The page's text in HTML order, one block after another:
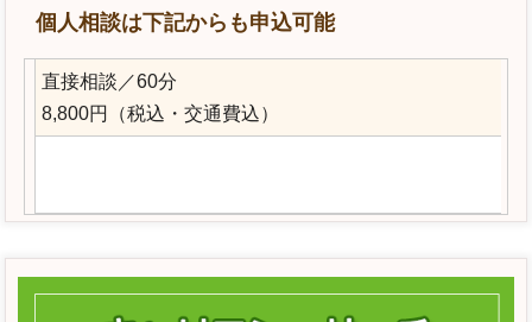
個人相談は下記からも申込可能
直接相談／60分
8,800円（税込・交通費込）